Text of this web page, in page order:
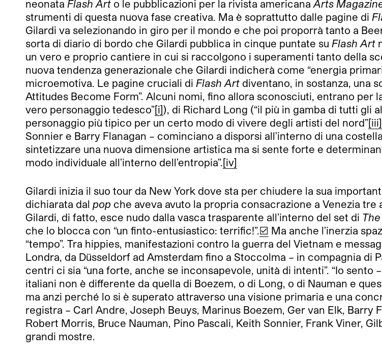
neonata Flash Art o le pubblicazioni per la rivista americana Arts
strumenti di questa nuova fase creativa. Ma è soprattutto dalle pagine di
Gilardi va selezionando in giro per il mondo e che poi proporrà tanto a
sorta di diario di bordo che Gilardi pubblica in cinque puntate su Flash Art
un vero e proprio cantiere in cui si raccolgono i superamenti tanto della
nuova tendenza generazionale che Gilardi indicherà come “energia
microemotiva. Le pagine cruciali di Flash Art diventano, in sostanza, una
Attitudes Become Form”. Alcuni nomi, fino allora sconosciuti, entrano per
vero personaggio tedesco”[i]), di Richard Long (“il più in gamba di tutti gli
personaggio più tipico per un certo modo di vivere degli artisti del nord”[iii]
Sonnier e Barry Flanagan – cominciano a disporsi all’interno di una
sintetizzare una nuova dimensione artistica ma si sente forte e
modo individuale all’interno dell’entropia”.[iv]
Gilardi inizia il suo tour da New York dove sta per chiudere la sua
dichiarata dal pop che aveva avuto la propria consacrazione a Venezia
Gilardi, di fatto, esce nudo dalla vasca trasparente all’interno del set di
che lo blocca con “un finto-entusiastico: terrific!”.[v] Ma anche l’inerzia
“tempo”. Tra hippies, manifestazioni contro la guerra del Vietnam e
Londra, da Düsseldorf ad Amsterdam fino a Stoccolma – in compagnia di
centri ci sia “una forte, anche se inconsapevole, unità di intenti”. “Io
italiani non è differente da quella di Boezem, o di Long, o di Nauman e
ma anzi perché lo si è superato attraverso una visione primaria e una
registra – Carl Andre, Joseph Beuys, Marinus Boezem, Ger van Elk, Barry
Robert Morris, Bruce Nauman, Pino Pascali, Keith Sonnier, Frank Viner,
grandi mostre.